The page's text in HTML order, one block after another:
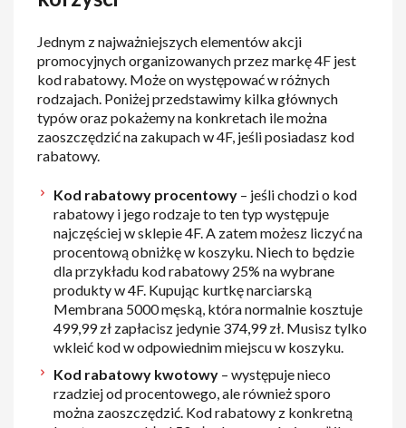
Jednym z najważniejszych elementów akcji
promocyjnych organizowanych przez markę 4F jest
kod rabatowy. Może on występować w różnych
rodzajach. Poniżej przedstawimy kilka głównych
typów oraz pokażemy na konkretach ile można
zaoszczędzić na zakupach w 4F, jeśli posiadasz kod
rabatowy.
Kod rabatowy procentowy– jeśli chodzi o kod
rabatowy i jego rodzaje to ten typ występuje
najczęściej w sklepie 4F. A zatem możesz liczyć na
procentową obniżkę w koszyku. Niech to będzie
dla przykładu kod rabatowy 25% na wybrane
produkty w 4F. Kupując kurtkę narciarską
Membrana 5000 męską, która normalnie kosztuje
499,99 zł zapłacisz jedynie 374,99 zł. Musisz tylko
wkleić kod w odpowiednim miejscu w koszyku.
Kod rabatowy kwotowy – występuje nieco
rzadziej od procentowego, ale również sporo
można zaoszczędzić. Kod rabatowy z konkretną